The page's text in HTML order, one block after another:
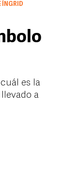
ÍNGRID
es la
a